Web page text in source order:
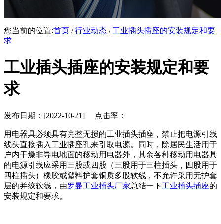
您当前的位置:首页 /行业动态 / 工业插头插座的安装规定和要
求
工业插头插座的安装规定和要
求
发布日期：[2022-10-21] 点击率：
用电器具必须具有完整无损的工业插头插座，禁止把电源引线
线头直接插入工业插座孔来引取电源。同时，除居民生活用于
户内干燥非导电地面的移动用电器外，其余各种移动用电器具
的电源引线应采用三股或四股（三股用于三柱插头，四股用于
四柱插头）橡胶或塑料护套铜质多股软线，不允许采用无护套
层的并绞软线，由罗曼工业插头厂家总结一下工业插头插座的
安装规定和要求。